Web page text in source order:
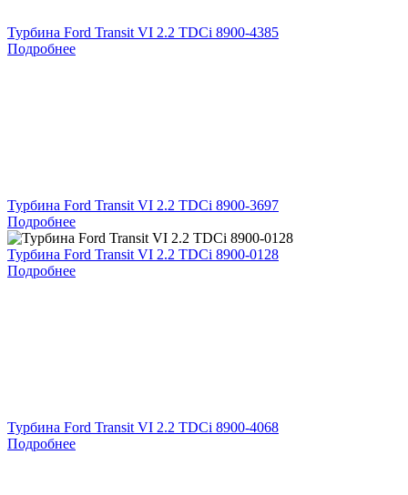
Турбина Ford Transit VI 2.2 TDCi 8900-4385
Подробнее
Турбина Ford Transit VI 2.2 TDCi 8900-3697
Подробнее
Турбина Ford Transit VI 2.2 TDCi 8900-0128
Подробнее
Турбина Ford Transit VI 2.2 TDCi 8900-4068
Подробнее